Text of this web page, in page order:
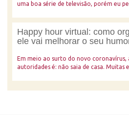
uma boa série de televisão, porém eu
Happy hour virtual: como
ele vai melhorar o seu
Em meio ao surto do novo coronavírus,
autoridades é: não saia de casa. Muitas